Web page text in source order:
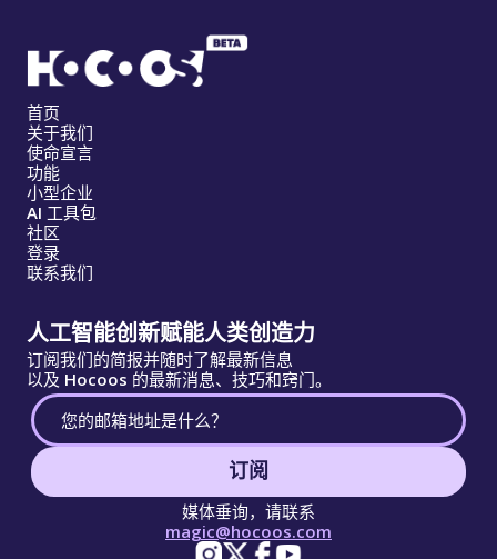
首页
关于我们
使命宣言
功能
小型企业
AI 工具包
社区
登录
联系我们
人工智能创新赋能人类创造力
订阅我们的简报并随时了解最新信息
以及 Hocoos 的最新消息、技巧和窍门。
订阅
媒体垂询，请联系
magic@hocoos.com